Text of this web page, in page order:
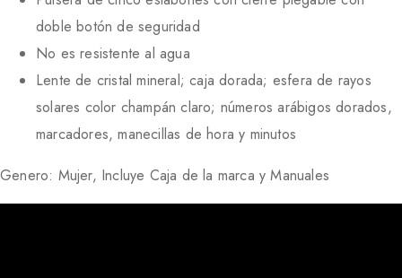
doble botón de seguridad
No es resistente al agua
Lente de cristal mineral; caja dorada; esfera de rayos
solares color champán claro; números arábigos dorados,
marcadores, manecillas de hora y minutos
Genero: Mujer, Incluye Caja de la marca y Manuales